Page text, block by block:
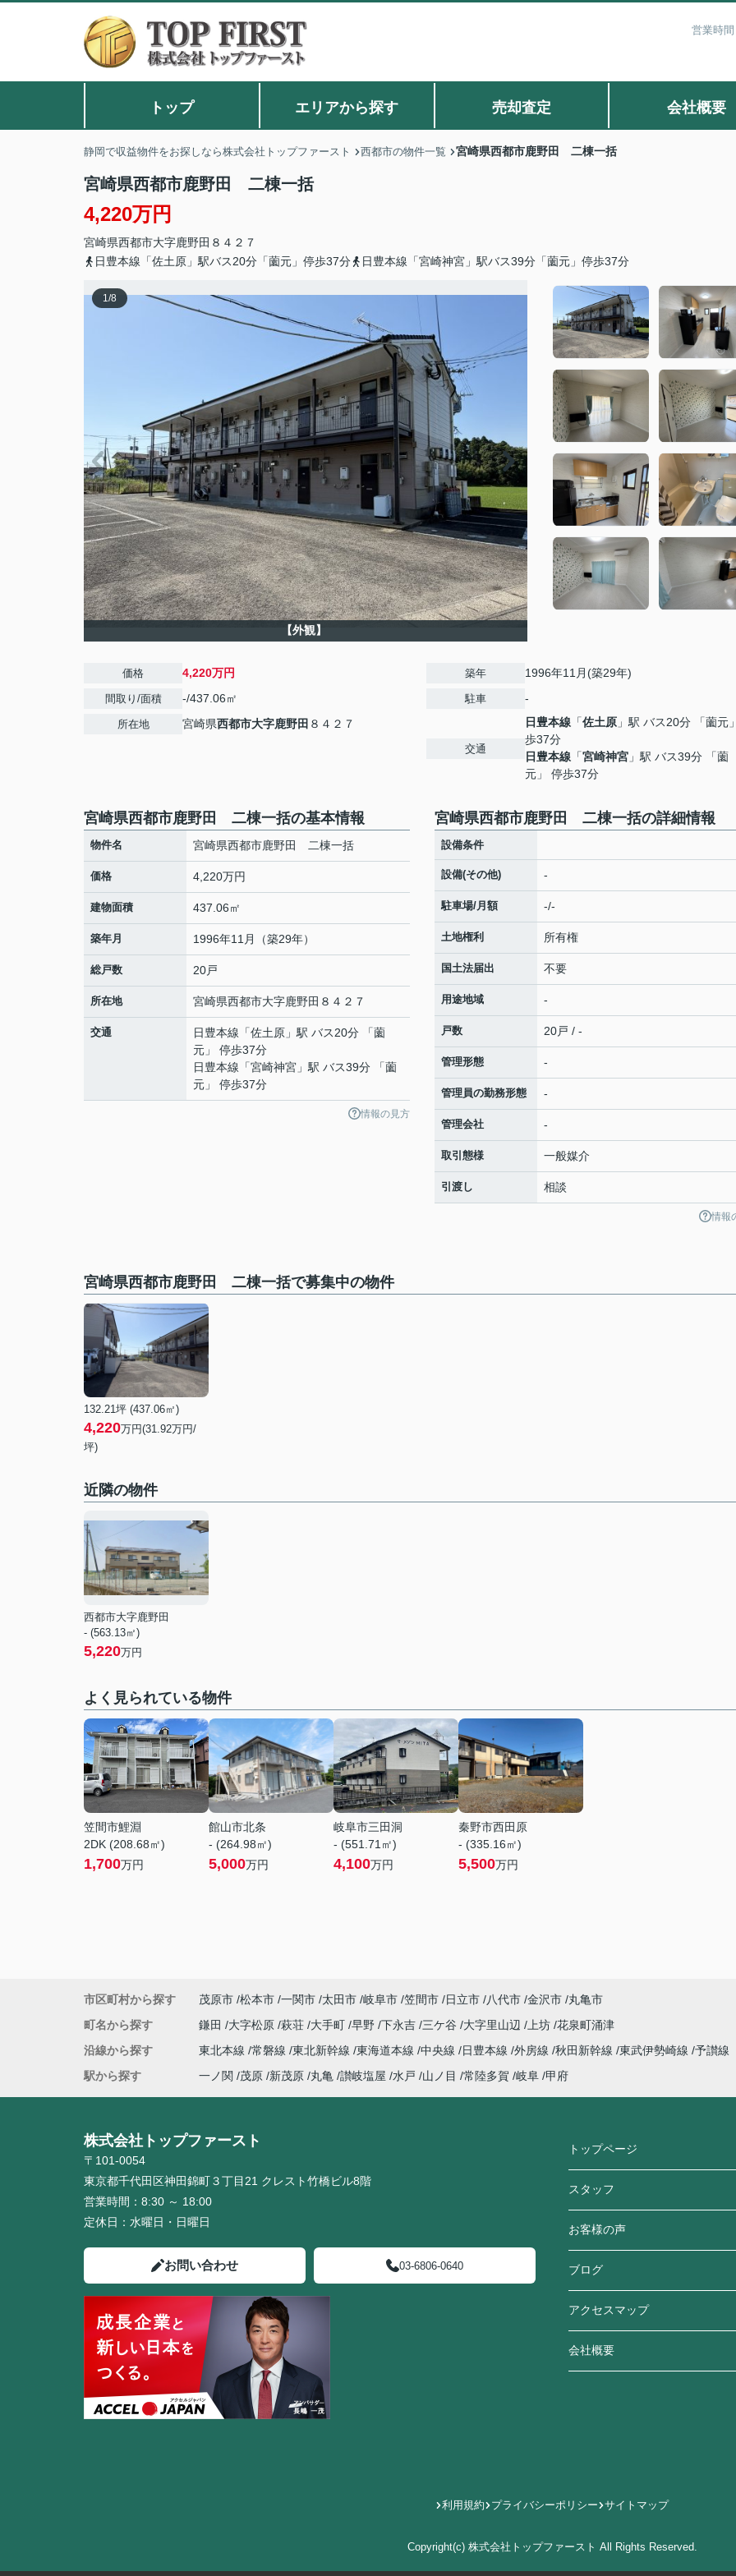
営業時
トップ エリアから探す 売却査定 会社概要
静岡で収益物件をお探しなら株式会社トップファースト 西都市の物件一覧 宮崎県西都市鹿野田 二棟一括
宮崎県西都市鹿野田 二棟一括
4,220万円
宮崎県西都市大字鹿野田 ８４２７
日豊本線「佐土原」駅バス20分「薗元」停歩37分
日豊本線「宮崎神宮」駅バス39分「薗元」停歩37分
1/8
【外観】
価格 4,220万円
間取り/面積 -/437.06㎡
所在地 宮崎県西都市大字鹿野田 ８４２７
築年 1996年11月(築29年)
駐車 -
交通
日豊本線 「佐土原 」駅 バス20分 「薗元
歩37分
日豊本線 「宮崎神宮 」駅 バス39分 「薗
元」 停歩37分
宮崎県西都市鹿野田 二棟一括の基本情報
物件名 宮崎県西都市鹿野田 二棟一括
価格 4,220万円
建物面積 437.06㎡
築年月 1996年11月（築29年）
総戸数 20戸
所在地 宮崎県西都市大字鹿野田 ８４２７
交通 日豊本線 「佐土原 」駅 バス20分 「薗
元」 停歩37分
日豊本線 「宮崎神宮 」駅 バス39分 「薗
元」 停歩37分
情報の見方
宮崎県西都市鹿野田 二棟一括の詳細情報
設備条件
設備(その他) -
駐車場/月額 -/-
土地権利 所有権
国土法届出 不要
用途地域 -
戸数 20戸 / -
管理形態 -
管理員の勤務形態 -
管理会社 -
取引態様 一般媒介
引渡し 相談
情報
宮崎県西都市鹿野田 二棟一括で募集中の物件
132.21坪 (437.06㎡)
4,220万円(31.92万円/
坪)
近隣の物件
西都市大字鹿野田
- (563.13㎡)
5,220万円
よく見られている物件
笠間市鯉淵
2DK (208.68㎡)
1,700万円
館山市北条
- (264.98㎡)
5,000万円
岐阜市三田洞
- (551.71㎡)
4,100万円
秦野市西田原
- (335.16㎡)
5,500万円
市区町村から探す 茂原市 松本市 一関市 太田市 岐阜市 笠間市 日立市 八代市 金沢市 丸亀市
町名から探す
鎌田 大字松原 萩荘 大手町 早野 下永吉 三ケ谷 大字里山辺 上坊 花泉町涌津
沿線から探す
東北本線 常磐線 東北新幹線 東海道本線 中央線 日豊本線 外房線 秋田新幹線 東武伊勢崎線 予讃線
駅から探す
一ノ関 茂原 新茂原 丸亀 讃岐塩屋 水戸 山ノ目 常陸多賀 岐阜 甲府
株式会社トップファースト
〒101-0054
東京都千代田区神田錦町３丁目21 クレスト竹橋ビル8階
営業時間： 8:30 ～ 18:00
定休日： 水曜日・日曜日
お問い合わせ 03-6806-0640
トップページ
スタッフ
お客様の声
ブログ
アクセスマップ
会社概要
利用規約 プライバシーポリシー サイトマップ
Copyright(c) 株式会社トップファースト All Rights Reserved.